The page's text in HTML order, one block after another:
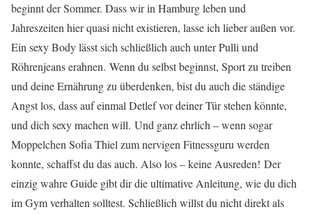
beginnt der Sommer. Dass wir in Hamburg leben und
Jahreszeiten hier quasi nicht existieren, lasse ich lieber außen vor.
Ein sexy Body lässt sich schließlich auch unter Pulli und
Röhrenjeans erahnen. Wenn du selbst beginnst, Sport zu treiben
und deine Ernährung zu überdenken, bist du auch die ständige
Angst los, dass auf einmal Detlef vor deiner Tür stehen könnte,
und dich sexy machen will. Und ganz ehrlich – wenn sogar
Moppelchen Sofia Thiel zum nervigen Fitnessguru werden
konnte, schaffst du das auch. Also los – keine Ausreden! Der
einzig wahre Guide gibt dir die ultimative Anleitung, wie du dich
im Gym verhalten solltest. Schließlich willst du nicht direkt als